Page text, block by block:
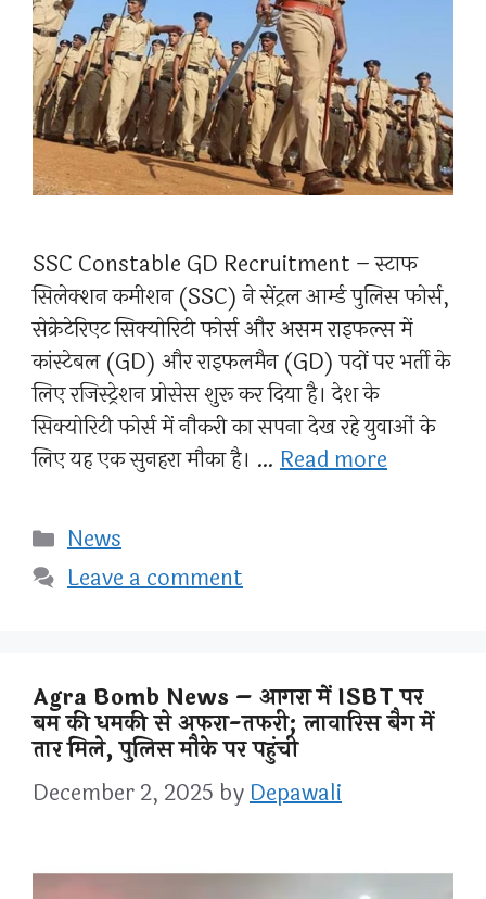
SSC Constable GD Recruitment – स्टाफ
सिलेक्शन कमीशन (SSC) ने सेंट्रल आर्म्ड पुलिस फोर्स,
सेक्रेटेरिएट सिक्योरिटी फोर्स और असम राइफल्स में
कांस्टेबल (GD) और राइफलमैन (GD) पदों पर भर्ती के
लिए रजिस्ट्रेशन प्रोसेस शुरू कर दिया है। देश के
सिक्योरिटी फोर्स में नौकरी का सपना देख रहे युवाओं के
लिए यह एक सुनहरा मौका है। … Read more
Categories
News
Leave a comment
Agra Bomb News – आगरा में ISBT पर
बम की धमकी से अफरा-तफरी; लावारिस बैग में
तार मिले, पुलिस मौके पर पहुंची
December 2, 2025 byDepawali